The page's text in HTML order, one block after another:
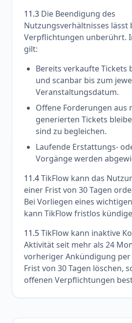
11.3 Die Beendigung des
Nutzungsverhältnisses lässt
Verpflichtungen unberührt.
gilt:
Bereits verkaufte Tickets
und scanbar bis zum
Veranstaltungsdatum.
Offene Forderungen aus
generierten Tickets
sind zu begleichen.
Laufende Erstattungs-
Vorgänge werden
11.4TikFlow kann das
einer Frist von 30 Tagen
Bei Vorliegen eines
kann TikFlow fristlos
11.5TikFlow kann inaktive
Aktivität seit mehr als 24
vorheriger Ankündigung per
Frist von 30 Tagen löschen,
offenen Verpflichtungen